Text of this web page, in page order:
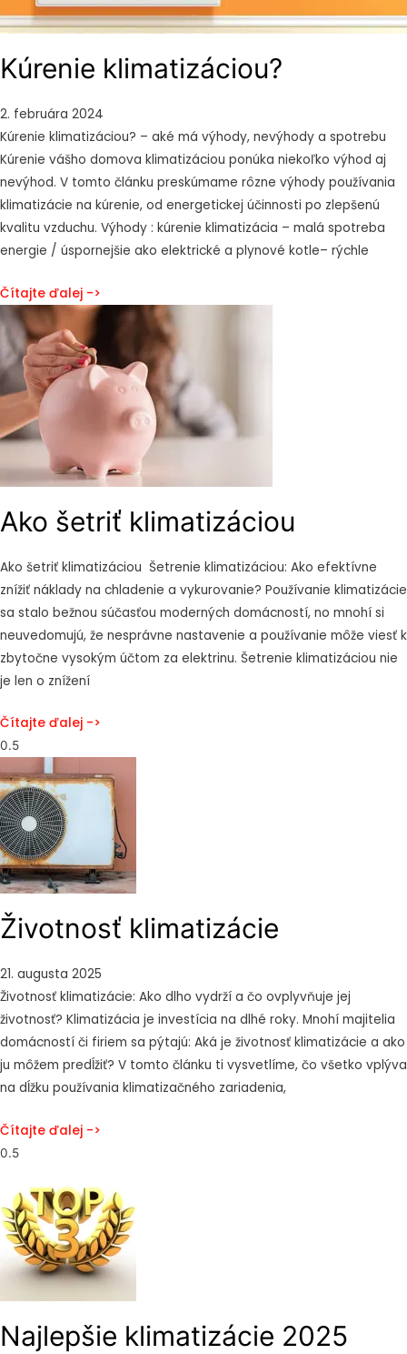
Kúrenie klimatizáciou?
2. februára 2024
Kúrenie klimatizáciou? – aké má výhody, nevýhody a spotrebu
Kúrenie vášho domova klimatizáciou ponúka niekoľko výhod aj
nevýhod. V tomto článku preskúmame rôzne výhody používania
klimatizácie na kúrenie, od energetickej účinnosti po zlepšenú
kvalitu vzduchu. Výhody : kúrenie klimatizácia – malá spotreba
energie / úspornejšie ako elektrické a plynové kotle– rýchle
Čítajte ďalej ->
Ako šetriť klimatizáciou
Ako šetriť klimatizáciou Šetrenie klimatizáciou: Ako efektívne
znížiť náklady na chladenie a vykurovanie? Používanie klimatizácie
sa stalo bežnou súčasťou moderných domácností, no mnohí si
neuvedomujú, že nesprávne nastavenie a používanie môže viesť k
zbytočne vysokým účtom za elektrinu. Šetrenie klimatizáciou nie
je len o znížení
Čítajte ďalej ->
Životnosť klimatizácie
21. augusta 2025
Životnosť klimatizácie: Ako dlho vydrží a čo ovplyvňuje jej
životnosť? Klimatizácia je investícia na dlhé roky. Mnohí majitelia
domácností či firiem sa pýtajú: Aká je životnosť klimatizácie a ako
ju môžem predĺžiť? V tomto článku ti vysvetlíme, čo všetko vplýva
na dĺžku používania klimatizačného zariadenia,
Čítajte ďalej ->
Najlepšie klimatizácie 2025